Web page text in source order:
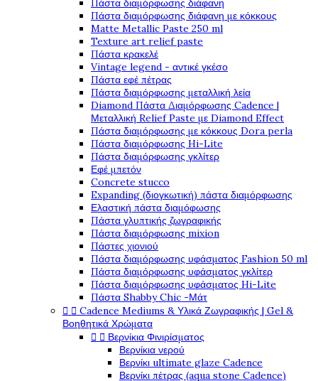
Πάστα διαμόρφωσης διάφανη
Πάστα διαμόρφωσης διάφανη με κόκκους
Matte Metallic Paste 250 ml
Texture art relief paste
Πάστα κρακελέ
Vintage legend - αντικέ γκέσο
Πάστα εφέ πέτρας
Πάστα διαμόρφωσης μεταλλική λεία
Diamond Πάστα Διαμόρφωσης Cadence |
Μεταλλική Relief Paste με Diamond Effect
Πάστα διαμόρφωσης με κόκκους Dora perla
Πάστα διαμόρφωσης Hi-Lite
Πάστα διαμόρφωσης γκλίτερ
Εφέ μπετόν
Concrete stucco
Expanding (διογκωτική) πάστα διαμόρφωσης
Ελαστική πάστα διαμόφωσης
Πάστα γλυπτικής ζωγραφικής
Πάστα διαμόρφωσης mixion
Πάστες χιονιού
Πάστα διαμόρφωσης υφάσματος Fashion 50 ml
Πάστα διαμόρφωσης υφάσματος γκλίτερ
Πάστα διαμόρφωσης υφάσματος Hi-Lite
Πάστα Shabby Chic -Μάτ
  Cadence Mediums & Υλικά Ζωγραφικής | Gel &
Βοηθητικά Χρώματα
  Βερνίκια Φινιρίσματος
Βερνίκια νερού
Βερνίκι ultimate glaze Cadence
Βερνίκι πέτρας (aqua stone Cadence)